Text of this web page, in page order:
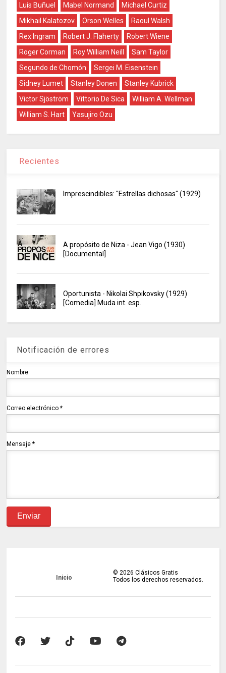
Luis Buñuel
Mabel Normand
Michael Curtiz
Mikhail Kalatozov
Orson Welles
Raoul Walsh
Rex Ingram
Robert J. Flaherty
Robert Wiene
Roger Corman
Roy William Neill
Sam Taylor
Segundo de Chomón
Sergei M. Eisenstein
Sidney Lumet
Stanley Donen
Stanley Kubrick
Victor Sjöström
Vittorio De Sica
William A. Wellman
William S. Hart
Yasujiro Ozu
Recientes
Imprescindibles: "Estrellas dichosas" (1929)
A propósito de Niza - Jean Vigo (1930)
[Documental]
Oportunista - Nikolai Shpikovsky (1929)
[Comedia] Muda int. esp.
Notificación de errores
Nombre
Correo electrónico*
Mensaje*
Inicio
© 2026 Clásicos Gratis
Todos los derechos reservados.